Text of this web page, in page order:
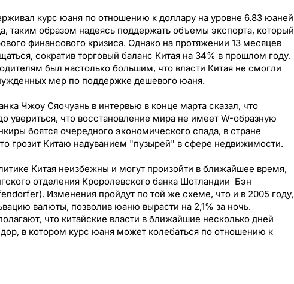
курс юаня по отношению к доллару на уровне 6.83 юаней
таким образом надеясь поддержать объемы экспорта, который
финансового кризиса. Однако на протяжении 13 месяцев
сократив торговый баланс Китая на 34% в прошлом году.
был настолько большим, что власти Китая не смогли
мер по поддержке дешевого юаня.
Чжоу Сяочуань в интервью в конце марта сказал, что
увериться, что восстановление мира не имеет W-образную
боятся очередного экономического спада, в стране
грозит Китаю надуванием "пузырей" в сфере недвижимости.
Китая неизбежны и могут произойти в ближайшее время,
отделения Кроролевского банка Шотландии Бэн
Изменения пройдут по той же схеме, что и в 2005 году,
валюты, позволив юаню вырасти на 2,1% за ночь.
что китайские власти в ближайшие несколько дней
в котором курс юаня может колебаться по отношению к